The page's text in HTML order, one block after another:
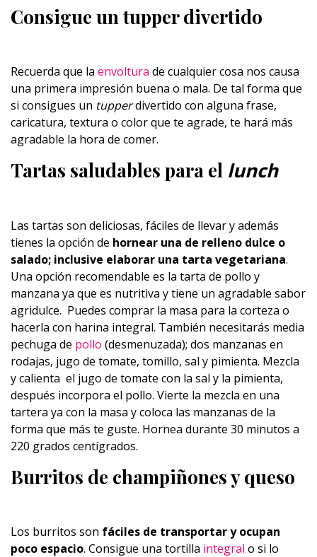
Consigue un tupper divertido
Recuerda que la envoltura de cualquier cosa nos causa
una primera impresión buena o mala. De tal forma que
si consigues un tupperdivertido con alguna frase,
caricatura, textura o color que te agrade, te hará más
agradable la hora de comer.
Tartas saludables para el lunch
Las tartas son deliciosas, fáciles de llevar y además
tienes la opción de hornear una de relleno dulce o
salado; inclusive elaborar una tarta vegetariana.
Una opción recomendable es la tarta de pollo y
manzana ya que es nutritiva y tiene un agradable sabor
agridulce. Puedes comprar la masa para la corteza o
hacerla con harina integral. También necesitarás media
pechuga de pollo (desmenuzada); dos manzanas en
rodajas, jugo de tomate, tomillo, sal y pimienta. Mezcla
y calienta el jugo de tomate con la sal y la pimienta,
después incorpora el pollo. Vierte la mezcla en una
tartera ya con la masa y coloca las manzanas de la
forma que más te guste. Hornea durante 30 minutos a
220 grados centígrados.
Burritos de champiñones y queso
Los burritos son fáciles de transportar y ocupan
poco espacio. Consigue una tortilla integral o si lo